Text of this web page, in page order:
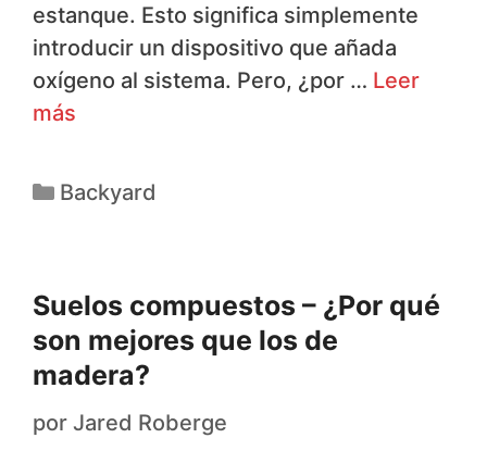
estanque. Esto significa simplemente
introducir un dispositivo que añada
oxígeno al sistema. Pero, ¿por … Leer
más
Backyard
Suelos compuestos – ¿Por qué
son mejores que los de
madera?
por Jared Roberge